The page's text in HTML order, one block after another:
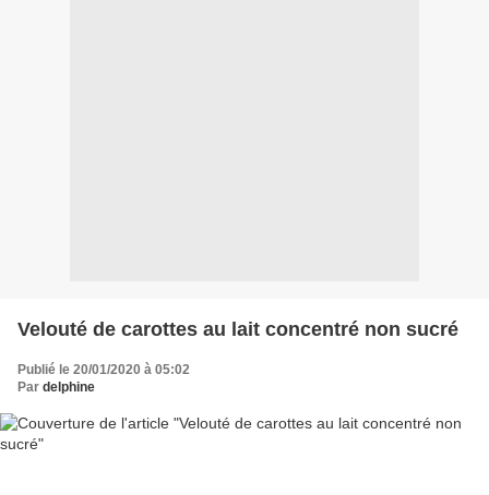
Velouté de carottes au lait concentré non sucré
Publié le 20/01/2020 à 05:02
Par delphine